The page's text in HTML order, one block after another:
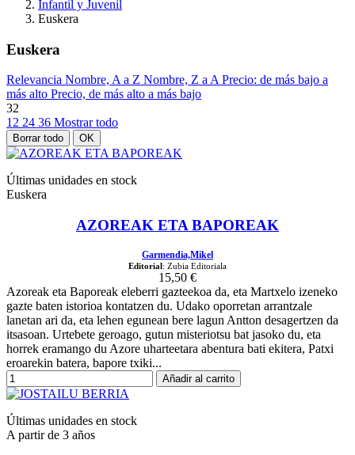
Infantil y Juvenil
Euskera
Euskera
Relevancia Nombre, A a Z Nombre, Z a APrecio: de más bajo a
más alto Precio, de más alto a más bajo
32
12 24 36 Mostrar todo
Borrar todo OK
Últimas unidades en stock
Euskera
AZOREAK ETA BAPOREAK
Garmendia,Mikel
Editorial: Zubia Editoriala
15,50 €
Azoreak eta Baporeak eleberri gazteekoa da, eta Martxelo izeneko
gazte baten istorioa kontatzen du. Udako oporretan arrantzale
lanetan ari da, eta lehen egunean bere lagun Antton desagertzen da
itsasoan. Urtebete geroago, gutun misteriotsu bat jasoko du, eta
horrek eramango du Azore uharteetara abentura bati ekitera, Patxi
eroarekin batera, bapore txiki...
Añadir al carrito
Últimas unidades en stock
A partir de 3 años